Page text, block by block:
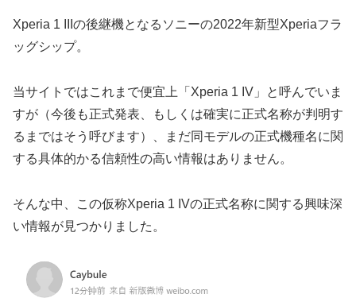
Xperia 1 IIIの後継機となるソニーの2022年新型Xperiaフラ
ッグシップ。
当サイトではこれまで便宜上「Xperia 1 IV」と呼んでいま
すが（今後も正式発表、もしくは確実に正式名称が判明す
るまではそう呼びます）、まだ同モデルの正式機種名に関
する具体的かる信頼性の高い情報はありません。
そんな中、この仮称Xperia 1 IVの正式名称に関する興味深
い情報が見つかりました。